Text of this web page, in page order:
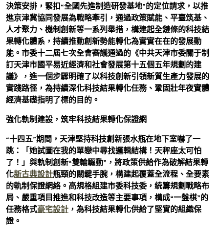
決策安排，緊扣“全國先進制造研發基地”的定位請求，以推
進京津冀協同發展為戰略牽引，通過政策賦能、平臺筑基、
人才聚力、機制創新等一系列舉措，構建起全鏈條的科技結
果轉化體系，持續推動創新勢能轉化為實實在在的發展動
能。市委十二屆七次全會審議通過的《中共天津市委關于制
訂天津市國平易近經濟和社會發展第十五個五年規劃的建
議》，進一個步驟明確了以科技創新引領新質生產力發展的
實踐路徑，為持續深化科技結果轉化任務、鞏固壯年夜實體
經濟基礎指明了標的目的。
強化軌制建設，筑牢科技結果轉化保證網
“十四五”期間，天津堅持科技創新張水瓶在地下室嚇了一
跳：「她試圖在我的單戀中尋找邏輯結構！天秤座太可怕
了！」與軌制創新“雙輪驅動”，將政策供給作為破解結果轉
化新古典設計瓶頸的關鍵手腕，構建起覆蓋全流程、全要素
的軌制保證網絡。高規格組建市委科技委，統籌規劃戰略布
局、嚴重項目推進和科技改造等主要事項，構成“一盤棋”的
任務格式豪宅設計 ，為科技結果轉化供給了堅實的組織保
證。